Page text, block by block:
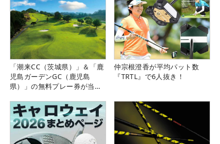
「潮来CC（茨城県）」＆「鹿
児島ガーデンGC（鹿児島
県）」の無料プレー券が当た
仲宗根澄香が平均パット数
『TRTL』で6人抜き！